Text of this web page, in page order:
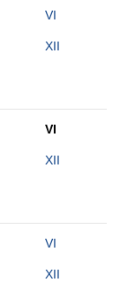
VI
XII
VI
XII
VI
XII